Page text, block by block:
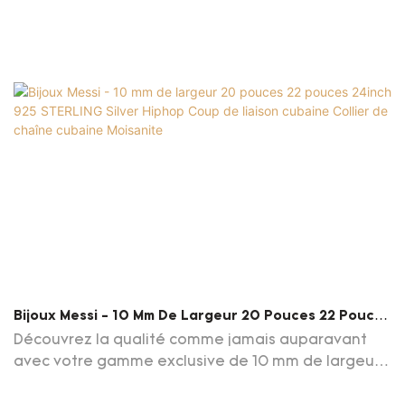
Bijoux Messi - 10 Mm De Largeur 20 Pouces 22 Pouces
24inch 925 STERLING Silver Hiphop Coup De Liaison
Cubaine Collier De Chaîne Cubaine Moisanite
Découvrez la qualité comme jamais auparavant
avec votre gamme exclusive de 10 mm de largeur